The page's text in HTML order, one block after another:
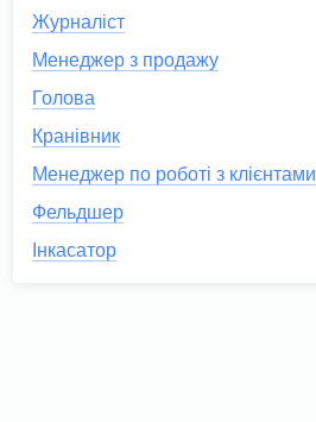
Журналіст
Менеджер з продажу
Голова
Кранівник
Менеджер по роботі з клієнтами
Фельдшер
Інкасатор